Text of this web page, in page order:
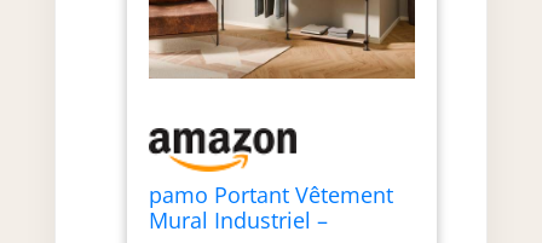
pamo Portant Vêtement
Mural Industriel –